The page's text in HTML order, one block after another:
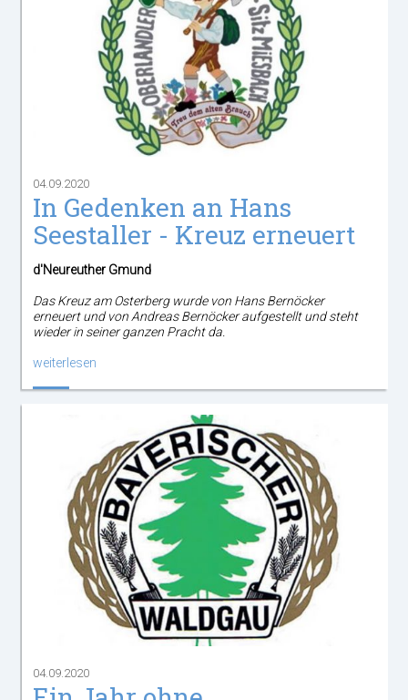
04.09.2020
In Gedenken an Hans
Seestaller - Kreuz erneuert
d'Neureuther Gmund
Das Kreuz am Osterberg wurde von Hans Bernöcker
erneuert und von Andreas Bernöcker aufgestellt und steht
wieder in seiner ganzen Pracht da.
weiterlesen
04.09.2020